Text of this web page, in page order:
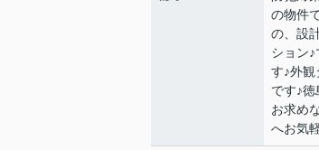
の物件
の、設
ション
す♪外
です♪
お求め
へお気